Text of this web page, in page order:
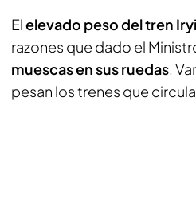
Elelevado peso del tren
razones que dado el
muescas en sus ruedas.
pesan los trenes que